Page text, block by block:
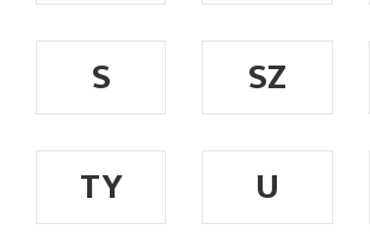
S
SZ
TY
U